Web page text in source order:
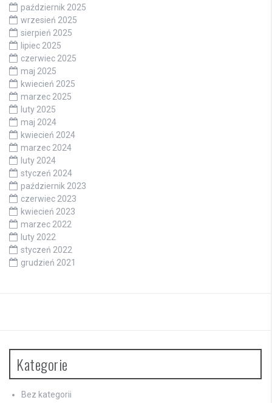
październik 2025
wrzesień 2025
sierpień 2025
lipiec 2025
czerwiec 2025
maj 2025
kwiecień 2025
marzec 2025
luty 2025
maj 2024
kwiecień 2024
marzec 2024
luty 2024
styczeń 2024
październik 2023
czerwiec 2023
kwiecień 2023
marzec 2022
luty 2022
styczeń 2022
grudzień 2021
Kategorie
Bez kategorii